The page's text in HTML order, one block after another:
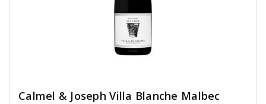
Calmel & Joseph Villa Blanche Malbec